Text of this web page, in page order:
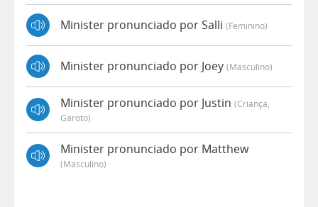
Minister pronunciado por Salli (feminino)
Minister pronunciado por Joey (masculino)
Minister pronunciado por Justin (criança,
Garoto)
Minister pronunciado por Matthew
(masculino)